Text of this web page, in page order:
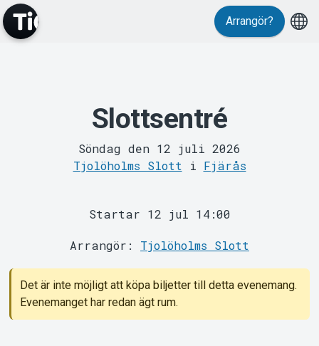
MyTickster
Support
Arrangör?
Slottsentré
Söndag den 12 juli 2026
Tjolöholms Slott i Fjärås
Startar 12 jul 14:00
Arrangör: Tjolöholms Slott
Det är inte möjligt att köpa biljetter till detta evenemang.
Evenemanget har redan ägt rum.